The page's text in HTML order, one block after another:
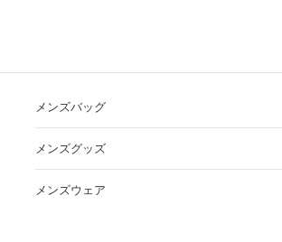
メンズバッグ
メンズグッズ
メンズウェア